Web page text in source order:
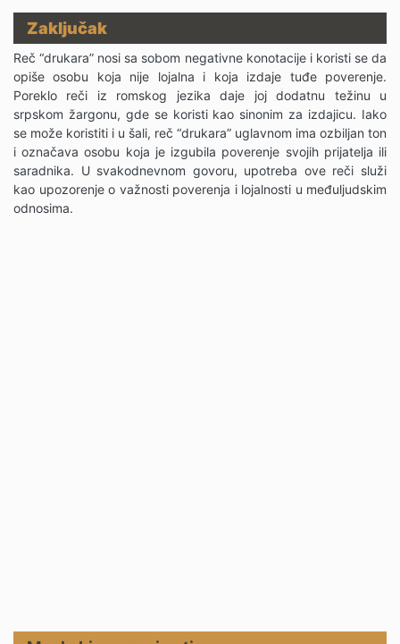
Zaključak
Reč “drukara” nosi sa sobom negativne konotacije i koristi se da
opiše osobu koja nije lojalna i koja izdaje tuđe poverenje.
Poreklo reči iz romskog jezika daje joj dodatnu težinu u
srpskom žargonu, gde se koristi kao sinonim za izdajicu. Iako
se može koristiti i u šali, reč “drukara” uglavnom ima ozbiljan ton
i označava osobu koja je izgubila poverenje svojih prijatelja ili
saradnika. U svakodnevnom govoru, upotreba ove reči služi
kao upozorenje o važnosti poverenja i lojalnosti u međuljudskim
odnosima.